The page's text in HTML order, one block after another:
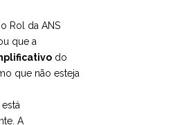
Rol da ANS
que a
do
que não esteja
A